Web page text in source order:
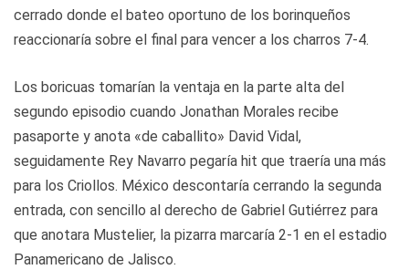
cerrado donde el bateo oportuno de los borinqueños
reaccionaría sobre el final para vencer a los charros 7-4.
Los boricuas tomarían la ventaja en la parte alta del
segundo episodio cuando Jonathan Morales recibe
pasaporte y anota «de caballito» David Vidal,
seguidamente Rey Navarro pegaría hit que traería una más
para los Criollos. México descontaría cerrando la segunda
entrada, con sencillo al derecho de Gabriel Gutiérrez para
que anotara Mustelier, la pizarra marcaría 2-1 en el estadio
Panamericano de Jalisco.